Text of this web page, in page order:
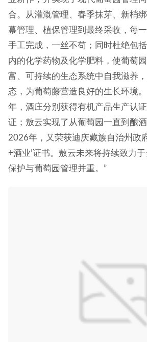
合。从灌溉管理、春季抹芽、新梢
幕管理、植保管理到最终采收，每
手工完成，一丝不苟；同时杜绝包
内的化学药物及化学肥料，使葡萄
富、可持续的生态系统中自我滋养
态，为葡萄藤营造良好的生长环境
年，酒庄分别获得有机产品生产认
证；敖云实现了从葡萄园一直到酿酒
2026年，又荣获迪庆藏族自治州政
+酒业’证书。敖云未来将持续致力
保护与葡萄园管理并重。”